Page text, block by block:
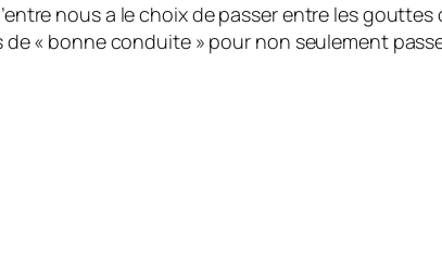
nous a le choix de passer entre les
« bonne conduite » pour non seulement